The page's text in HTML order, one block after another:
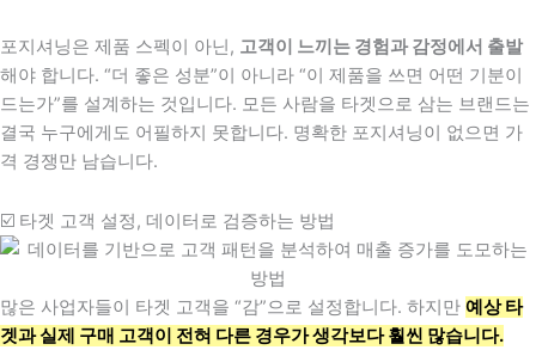
포지셔닝은 제품 스펙이 아닌, 고객이 느끼는 경험과 감정에서 출발
해야 합니다. “더 좋은 성분”이 아니라 “이 제품을 쓰면 어떤 기분이
드는가”를 설계하는 것입니다. 모든 사람을 타겟으로 삼는 브랜드는
결국 누구에게도 어필하지 못합니다. 명확한 포지셔닝이 없으면 가
격 경쟁만 남습니다.
☑️ 타겟 고객 설정, 데이터로 검증하는 방법
많은 사업자들이 타겟 고객을 “감”으로 설정합니다. 하지만 예상 타
겟과 실제 구매 고객이 전혀 다른 경우가 생각보다 훨씬 많습니다.